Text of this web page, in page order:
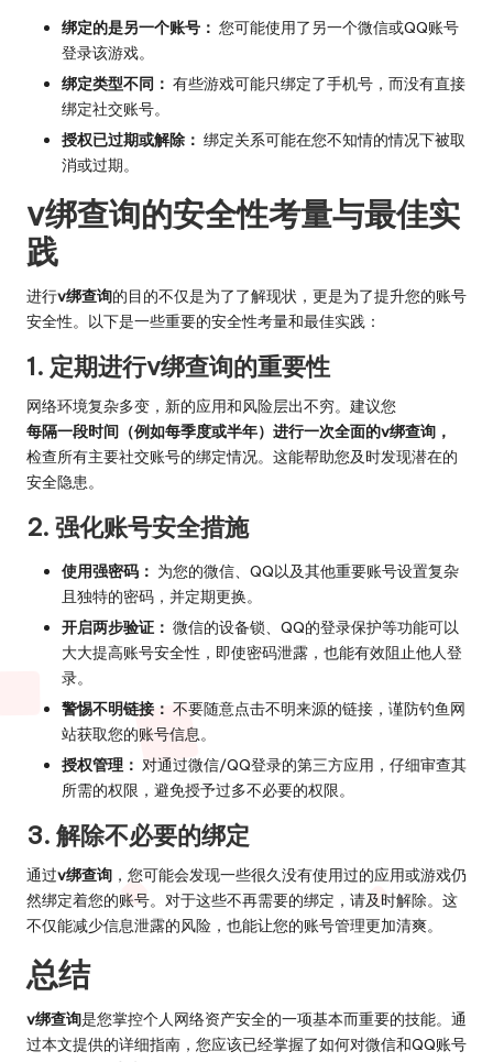
绑定的是另一个账号： 您可能使用了另一个微信或QQ账号
登录该游戏。
绑定类型不同： 有些游戏可能只绑定了手机号，而没有直接
绑定社交账号。
授权已过期或解除： 绑定关系可能在您不知情的情况下被取
消或过期。
v绑查询的安全性考量与最佳实
践
进行v绑查询的目的不仅是为了了解现状，更是为了提升您的账号
安全性。以下是一些重要的安全性考量和最佳实践：
1. 定期进行v绑查询的重要性
网络环境复杂多变，新的应用和风险层出不穷。建议您
每隔一段时间（例如每季度或半年）进行一次全面的v绑查询，
检查所有主要社交账号的绑定情况。这能帮助您及时发现潜在的
安全隐患。
2. 强化账号安全措施
使用强密码： 为您的微信、QQ以及其他重要账号设置复杂
且独特的密码，并定期更换。
开启两步验证： 微信的设备锁、QQ的登录保护等功能可以
大大提高账号安全性，即使密码泄露，也能有效阻止他人登
录。
警惕不明链接： 不要随意点击不明来源的链接，谨防钓鱼网
站获取您的账号信息。
授权管理： 对通过微信/QQ登录的第三方应用，仔细审查其
所需的权限，避免授予过多不必要的权限。
3. 解除不必要的绑定
通过v绑查询 ，您可能会发现一些很久没有使用过的应用或游戏仍
然绑定着您的账号。对于这些不再需要的绑定，请及时解除。这
不仅能减少信息泄露的风险，也能让您的账号管理更加清爽。
总结
v绑查询是您掌控个人网络资产安全的一项基本而重要的技能。通
过本文提供的详细指南，您应该已经掌握了如何对微信和QQ账号